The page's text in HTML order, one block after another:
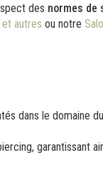
des normes de
autres ou notre
dans le domaine
garantissant